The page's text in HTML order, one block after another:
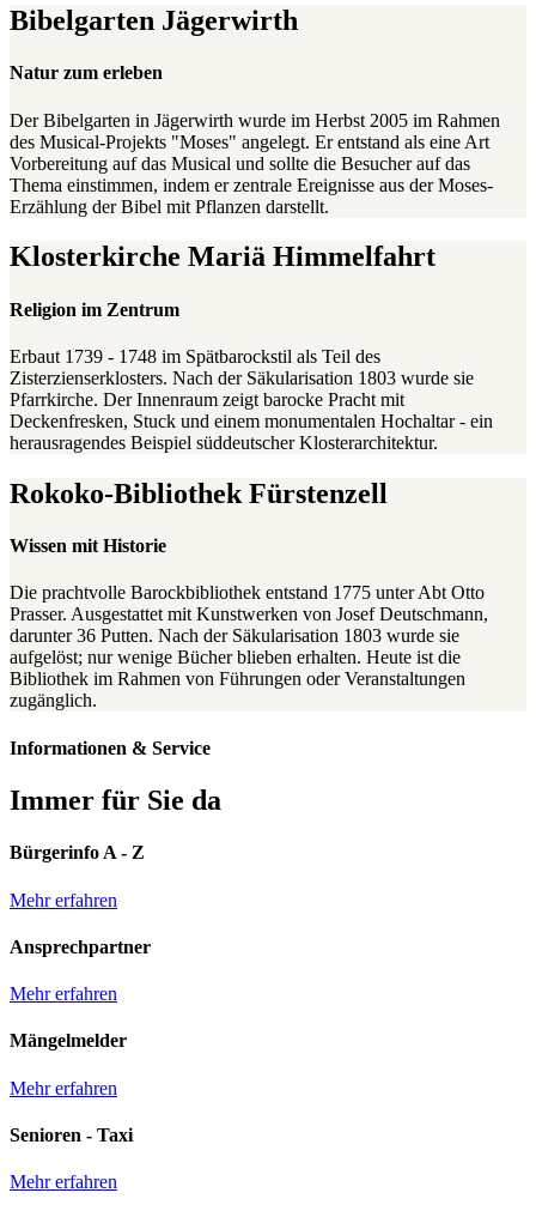
Bibelgarten Jägerwirth
Natur zum erleben
Der Bibelgarten in Jägerwirth wurde im Herbst 2005 im Rahmen
des Musical-Projekts "Moses" angelegt. Er entstand als eine Art
Vorbereitung auf das Musical und sollte die Besucher auf das
Thema einstimmen, indem er zentrale Ereignisse aus der Moses-
Erzählung der Bibel mit Pflanzen darstellt.
Klosterkirche Mariä Himmelfahrt
Religion im Zentrum
Erbaut 1739 - 1748 im Spätbarockstil als Teil des
Zisterzienserklosters. Nach der Säkularisation 1803 wurde sie
Pfarrkirche. Der Innenraum zeigt barocke Pracht mit
Deckenfresken, Stuck und einem monumentalen Hochaltar - ein
herausragendes Beispiel süddeutscher Klosterarchitektur.
Rokoko-Bibliothek Fürstenzell
Wissen mit Historie
Die prachtvolle Barockbibliothek entstand 1775 unter Abt Otto
Prasser. Ausgestattet mit Kunstwerken von Josef Deutschmann,
darunter 36 Putten. Nach der Säkularisation 1803 wurde sie
aufgelöst; nur wenige Bücher blieben erhalten. Heute ist die
Bibliothek im Rahmen von Führungen oder Veranstaltungen
zugänglich.
Informationen & Service
Immer für Sie da
Bürgerinfo A - Z
Mehr erfahren
Ansprechpartner
Mehr erfahren
Mängelmelder
Mehr erfahren
Senioren - Taxi
Mehr erfahren